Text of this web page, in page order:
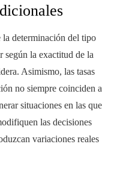
la determinación del tipo
según la exactitud de la
Asimismo, las tasas
no siempre coinciden a
situaciones en las que
las decisiones
variaciones reales